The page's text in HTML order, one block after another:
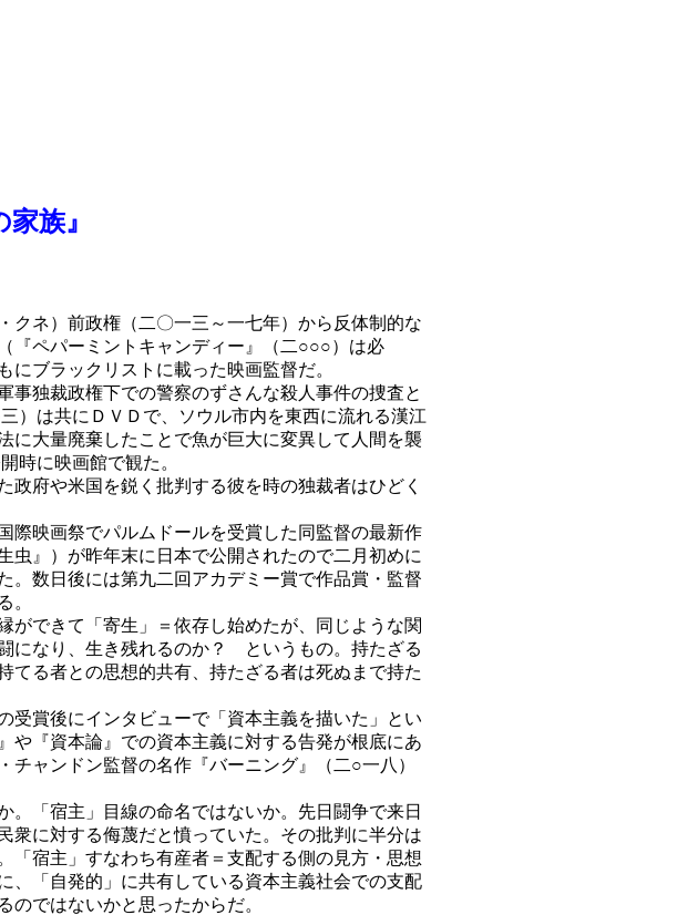
族』
ネ）前政権（二〇一三～一七年）から反体制的な
『ペパーミントキャンディー』（二○○○）は必
にブラックリストに載った映画監督だ。
独裁政権下での警察のずさんな殺人事件の捜査と
）は共にＤＶＤで、ソウル市内を東西に流れる漢江
に大量廃棄したことで魚が巨大に変異して人間を襲
時に映画館で観た。
府や米国を鋭く批判する彼を時の独裁者はひどく
映画祭でパルムドールを受賞した同監督の最新作
虫』）が昨年末に日本で公開されたので二月初めに
。数日後には第九二回アカデミー賞で作品賞・監督
。
できて「寄生」＝依存し始めたが、同じような関
になり、生き残れるのか？ というもの。持たざる
てる者との思想的共有、持たざる者は死ぬまで持た
賞後にインタビューで「資本主義を描いた」とい
や『資本論』での資本主義に対する告発が根底にあ
チャンドン監督の名作『バーニング』（二○一八）
「宿主」目線の命名ではないか。先日闘争で来日
衆に対する侮蔑だと憤っていた。その批判に半分は
「宿主」すなわち有産者＝支配する側の見方・思想
、「自発的」に共有している資本主義社会での支配
のではないかと思ったからだ。